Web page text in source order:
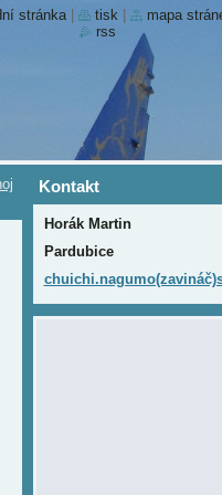
Kontakt
Horák Martin
Pardubice
stránka tisk mapa
rss